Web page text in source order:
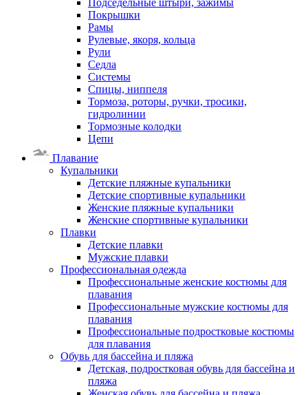
Подседельные штыри, зажимы
Покрышки
Рамы
Рулевые, якоря, кольца
Рули
Седла
Системы
Спицы, ниппеля
Тормоза, роторы, ручки, тросики,
гидролинии
Тормозные колодки
Цепи
Плавание
Купальники
Детские пляжные купальники
Детские спортивные купальники
Женские пляжные купальники
Женские спортивные купальники
Плавки
Детские плавки
Мужские плавки
Профессиональная одежда
Профессиональные женские костюмы для
плавания
Профессиональные мужские костюмы для
плавания
Профессиональные подростковые костюмы
для плавания
Обувь для бассейна и пляжа
Детская, подростковая обувь для бассейна и
пляжа